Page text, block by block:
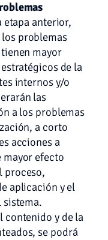
etapa anterior,
problemas
mayor
de la
internos y/o
las
a los problemas
a corto
acciones a
efecto
proceso,
aplicación y el
contenido y de la
se podrá